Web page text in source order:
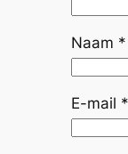
Naam *
E-mail *